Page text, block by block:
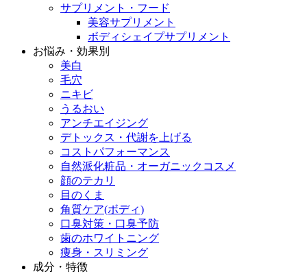
サプリメント・フード
美容サプリメント
ボディシェイプサプリメント
お悩み・効果別
美白
毛穴
ニキビ
うるおい
アンチエイジング
デトックス・代謝を上げる
コストパフォーマンス
自然派化粧品・オーガニックコスメ
顔のテカリ
目のくま
角質ケア(ボディ)
口臭対策・口臭予防
歯のホワイトニング
痩身・スリミング
成分・特徴